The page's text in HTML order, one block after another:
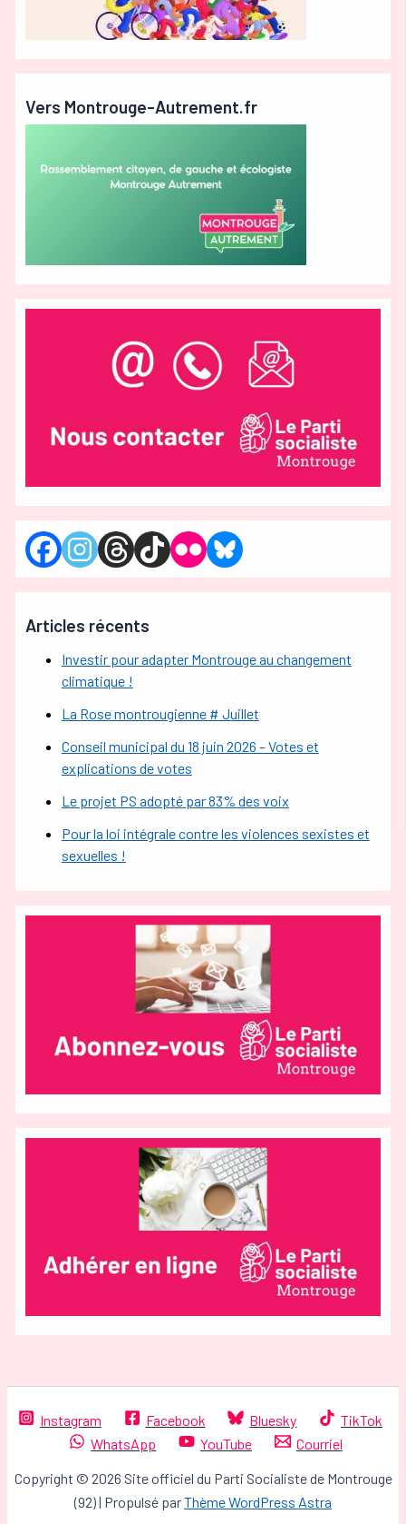
Vers Montrouge-Autrement.fr
Articles récents
Investir pour adapter Montrouge au changement
climatique !
La Rose montrougienne # Juillet
Conseil municipal du 18 juin 2026 – Votes et
explications de votes
Le projet PS adopté par 83% des voix
Pour la loi intégrale contre les violences sexistes et
sexuelles !
Instagram Facebook Bluesky
TikTok
WhatsApp
YouTube Courriel
Copyright © 2026 Site officiel du Parti Socialiste de Montrouge
(92) | Propulsé parThème WordPress Astra